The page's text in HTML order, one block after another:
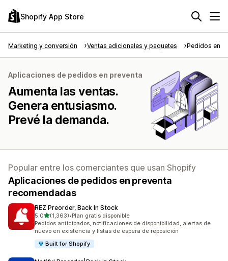
Shopify App Store
Marketing y conversión Ventas adicionales y paquetes Pedidos en
Aplicaciones de pedidos en preventa
Aumenta las ventas.
Genera entusiasmo.
Prevé la demanda.
Popular entre los comerciantes que usan Shopify
Aplicaciones de pedidos en preventa
recomendadas
REZ Preorder, Back In Stock
5.0de 5 estrellas
(1,363)
1363 reseñas en total
•Plan gratis disponible
Pedidos anticipados, notificaciones de disponibilidad, alertas de
nuevo en existencia y listas de espera de reposición
Built for Shopify